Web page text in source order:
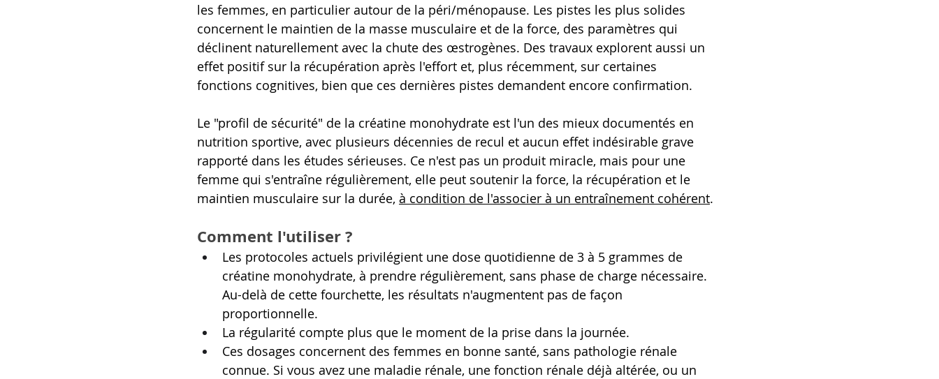
les femmes, en particulier autour de la péri/ménopause. Les pistes les plus solides
concernent le maintien de la masse musculaire et de la force, des paramètres qui
déclinent naturellement avec la chute des œstrogènes. Des travaux explorent aussi un
effet positif sur la récupération après l'effort et, plus récemment, sur certaines
fonctions cognitives, bien que ces dernières pistes demandent encore confirmation.
Le "profil de sécurité" de la créatine monohydrate est l'un des mieux documentés en
nutrition sportive, avec plusieurs décennies de recul et aucun effet indésirable grave
rapporté dans les études sérieuses. Ce n'est pas un produit miracle, mais pour une
femme qui s'entraîne régulièrement, elle peut soutenir la force, la récupération et le
maintien musculaire sur la durée, à condition de l'associer à un entraînement cohérent.
Comment l'utiliser ?
Les protocoles actuels privilégient une dose quotidienne de 3 à 5 grammes de
créatine monohydrate, à prendre régulièrement, sans phase de charge nécessaire.
Au-delà de cette fourchette, les résultats n'augmentent pas de façon
proportionnelle.
La régularité compte plus que le moment de la prise dans la journée.
Ces dosages concernent des femmes en bonne santé, sans pathologie rénale
connue. Si vous avez une maladie rénale, une fonction rénale déjà altérée, ou un